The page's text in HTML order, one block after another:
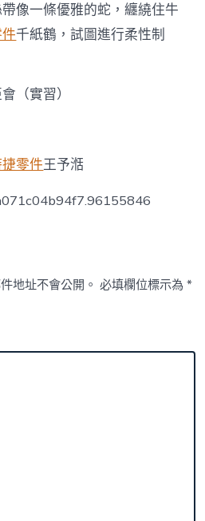
像一條優雅的蛇，纏繞住牛
千紙鶴，試圖進行柔性制
（實習）
零件王予湉
地址不會公開。 必填欄位標示為*